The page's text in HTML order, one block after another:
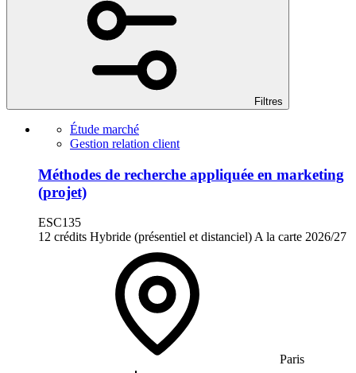
Filtres
Étude marché
Gestion relation client
Méthodes de recherche appliquée en marketing
(projet)
ESC135
12 crédits Hybride (présentiel et distanciel) A la carte 2026/27
Paris